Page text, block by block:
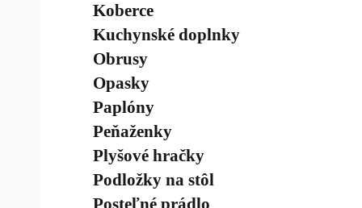
Koberce
Kuchynské doplnky
Obrusy
Opasky
Paplóny
Peňaženky
Plyšové hračky
Podložky na stôl
Posteľné prádlo